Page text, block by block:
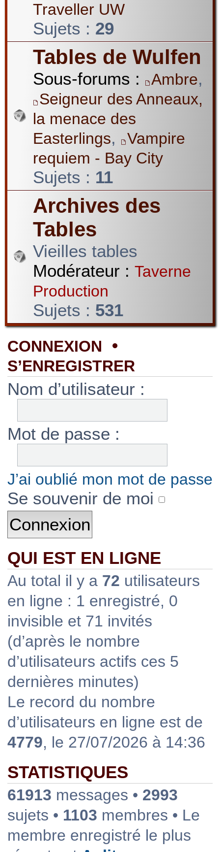
Traveller UW
Sujets : 29
Tables de Wulfen
Sous-forums : Ambre,
Seigneur des Anneaux,
la menace des
Easterlings,
Vampire
requiem - Bay City
Sujets : 11
Archives des
Tables
Vieilles tables
Modérateur : Taverne
Production
Sujets : 531
CONNEXION •
S’ENREGISTRER
Nom d’utilisateur :
Mot de passe :
J’ai oublié mon mot de passe
Se souvenir de moi
QUI EST EN LIGNE
Au total il y a 72 utilisateurs
en ligne : 1 enregistré, 0
invisible et 71 invités
(d’après le nombre
d’utilisateurs actifs ces 5
dernières minutes)
Le record du nombre
d’utilisateurs en ligne est de
4779, le 27/07/2026 à 14:36
STATISTIQUES
61913 messages • 2993
sujets • 1103 membres • Le
membre enregistré le plus